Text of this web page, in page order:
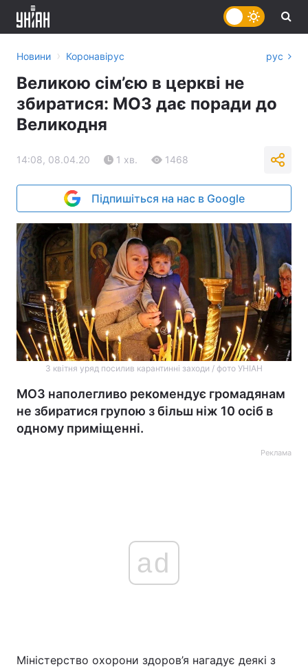
Новини › Коронавірус рус
Великою сім’єю в церкві не
збиратися: МОЗ дає поради до
Великодня
14:08, 08.04.20 1 хв. 1468
Підпишіться на нас в Google
3 квітня уряд посилив карантинні заходи / фото УНІАН
МОЗ наполегливо рекомендує громадянам
не збиратися групою з більш ніж 10 осіб в
одному приміщенні.
Реклама
ad
Міністерство охорони здоров’я нагадує деякі з